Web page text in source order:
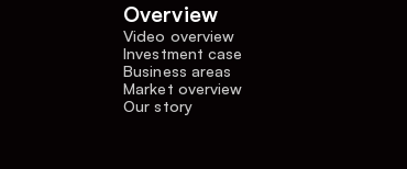
Overview
Video overview
Investment case
Business areas
Market overview
Our story